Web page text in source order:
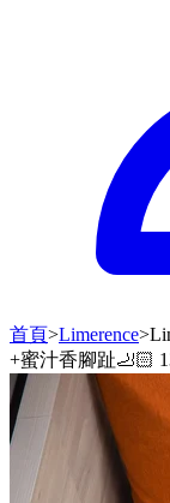
首頁>Limerence>
+蜜汁香腳趾🦶🏻